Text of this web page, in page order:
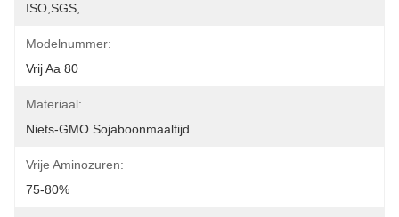
ISO,SGS,
Modelnummer:
Vrij Aa 80
Materiaal:
Niets-GMO Sojaboonmaaltijd
Vrije Aminozuren:
75-80%